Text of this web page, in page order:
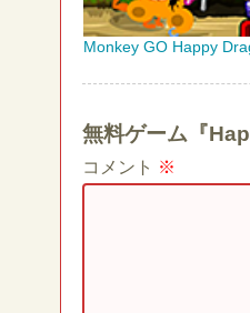
Monkey GO Happy
無料ゲーム『
コメント ※